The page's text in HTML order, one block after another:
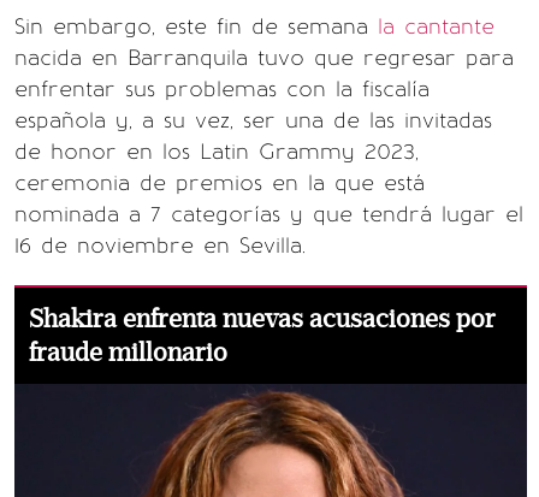
Sin embargo, este fin de semana la cantante
nacida en Barranquila tuvo que regresar para
enfrentar sus problemas con la fiscalía
española y, a su vez, ser una de las invitadas
de honor en los Latin Grammy 2023,
ceremonia de premios en la que está
nominada a 7 categorías y que tendrá lugar el
16 de noviembre en Sevilla.
Shakira enfrenta nuevas acusaciones por
fraude millonario